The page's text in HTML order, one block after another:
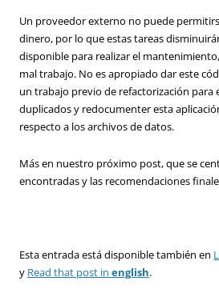
Un proveedor externo no puede
dinero, por lo que estas tareas
disponible para realizar el
mal trabajo. No es apropiado dar este
un trabajo previo de refactorización para
duplicados y redocumenter esta
respecto a los archivos de datos.
Más en nuestro próximo post, que se
encontradas y las recomendaciones
Esta entrada está disponible también en
y Read that post in english.